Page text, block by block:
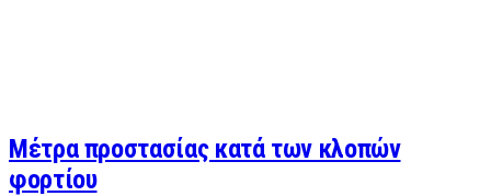
Μέτρα προστασίας κατά των κλοπών
φορτίου